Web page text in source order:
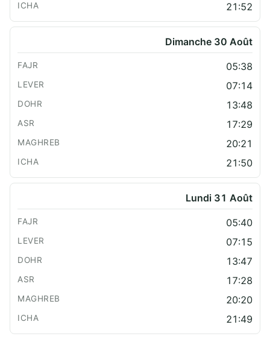
21:52
Dimanche 30 Août
05:38
07:14
13:48
17:29
20:21
21:50
Lundi 31 Août
05:40
07:15
13:47
17:28
20:20
21:49